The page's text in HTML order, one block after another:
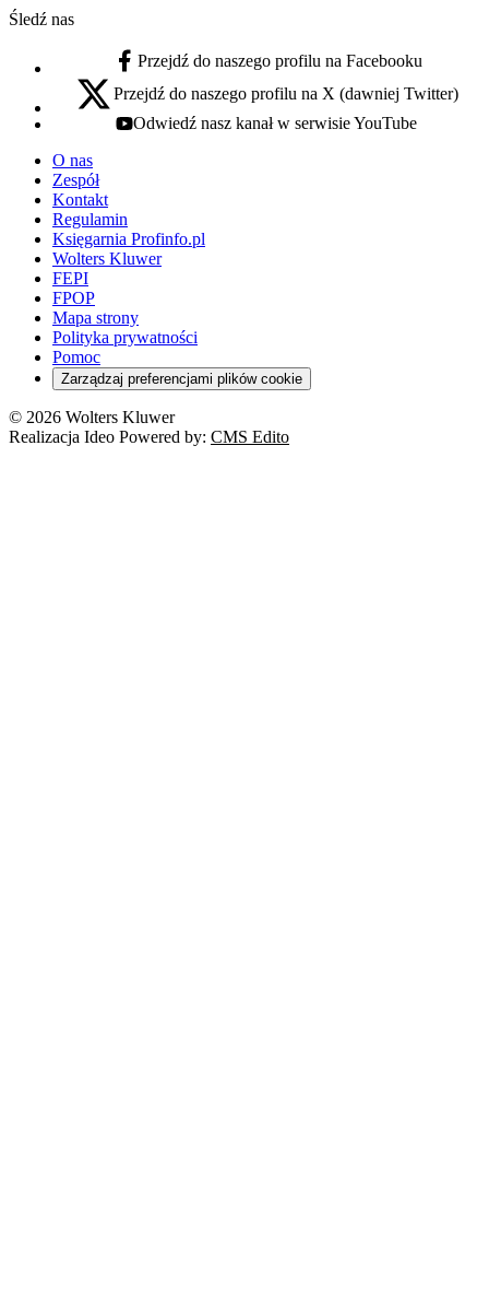
Śledź nas
facebook - otwiera się w nowej karcie
Przejdź do naszego profilu na Facebooku
x - otwiera się w nowej karcie
Przejdź do naszego profilu na X (dawniej Twitter)
youtube - otwiera się w nowej karcie
Odwiedź nasz kanał w serwisie YouTube
O nas
Zespół
Kontakt
Regulamin
Księgarnia Profinfo.pl
Wolters Kluwer
FEPI
FPOP
Mapa strony
Polityka prywatności
Pomoc
Zarządzaj preferencjami plików cookie
© 2026 Wolters Kluwer
Realizacja Ideo Powered by: CMS Edito